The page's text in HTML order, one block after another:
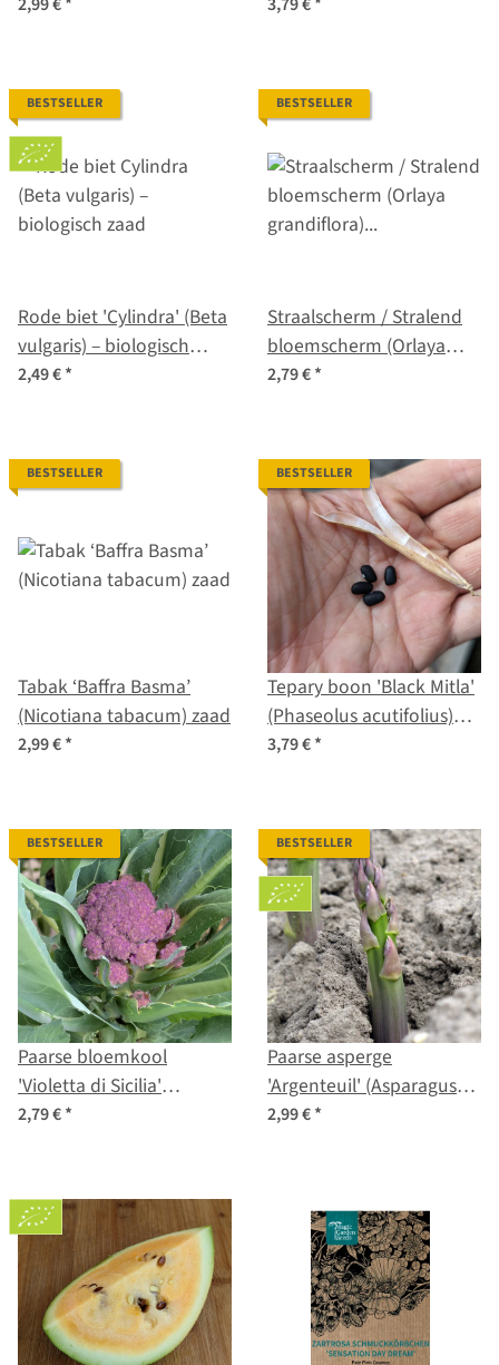
BESTSELLER
Rode biet 'Cylindra' (Beta
vulgaris) – biologisch
zaad
2,49 €*
BESTSELLER
Straalscherm / Stralend
bloemscherm (Orlaya
grandiflora) zaden
2,79 €*
BESTSELLER
Tabak ‘Baffra Basma’
(Nicotiana tabacum) zaad
2,99 €*
BESTSELLER
Tepary boon 'Black Mitla'
(Phaseolus acutifolius)
zaad
3,79 €*
BESTSELLER
Paarse bloemkool
'Violetta di Sicilia'
(Brassica oleracea var.
2,79 €*
BESTSELLER
Paarse asperge
'Argenteuil' (Asparagus
officinalis) biologische
2,99 €*